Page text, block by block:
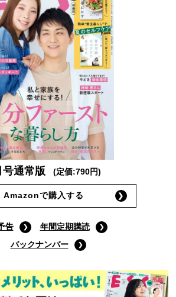
号通常版 (定価:790円)
Amazonで購入する
告
年間定期購読
バックナンバー